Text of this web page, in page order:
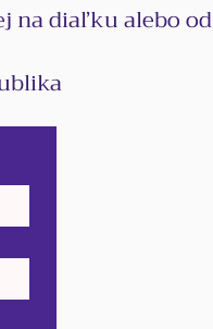
na diaľku alebo od